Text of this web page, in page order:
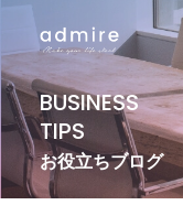
BUSINESS
TIPS
お役立ちブログ